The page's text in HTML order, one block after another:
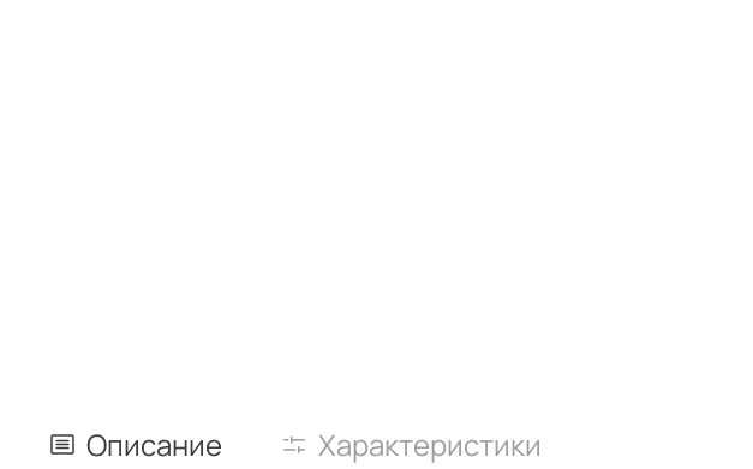
Описание Характеристики